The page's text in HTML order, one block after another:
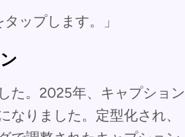
ップします。」
た。2025年、キャプション
りました。定型化され、